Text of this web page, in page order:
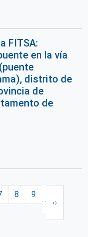
FITSA:
en la vía
distrito de
de
de
Página
8 Página
9 …
››